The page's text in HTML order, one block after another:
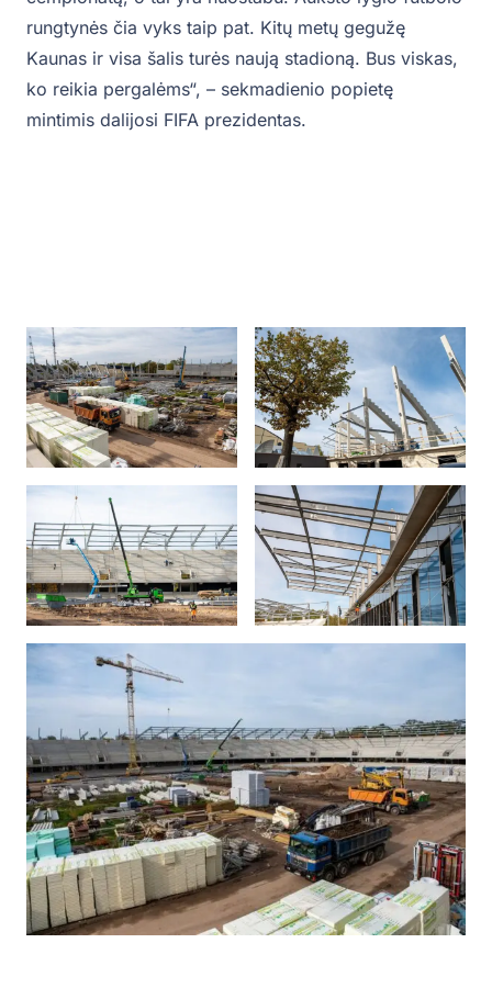
rungtynės čia vyks taip pat. Kitų metų gegužę
Kaunas ir visa šalis turės naują stadioną. Bus viskas,
ko reikia pergalėms“, – sekmadienio popietę
mintimis dalijosi FIFA prezidentas.